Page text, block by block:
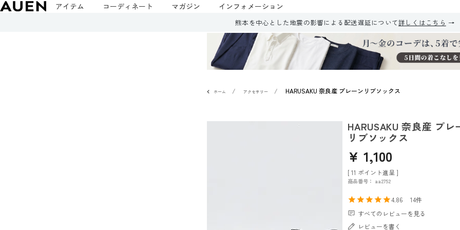
アイテム コーディネート マガジン インフォメーション
熊本を中心とした地震の影響による配送遅延について詳しくはこちら
ホーム アクセサリー HARUSAKU 奈良産 プレーンリブソックス
HARUSAKU 奈良産 プレ
リブソックス
¥ 1,100
[ 11 ポイント進呈 ]
商品番号 aa2752
4.86
14
すべてのレビューを見る
レビューを書く